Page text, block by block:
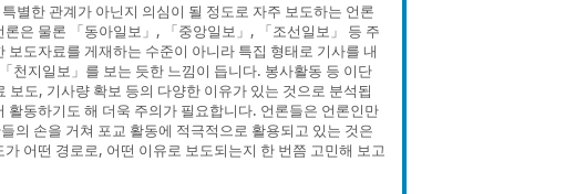
별한 관계가 아닌지 의심이 될 정도로 자주 보도하는 언론
은 물론 「동아일보」, 「중앙일보」, 「조선일보」 등 주
도자료를 게재하는 수준이 아니라 특집 형태로 기사를 내
천지일보」를 보는 듯한 느낌이 듭니다. 봉사활동 등 이단
도, 기사량 확보 등의 다양한 이유가 있는 것으로 분석됩
동하기도 해 더욱 주의가 필요합니다. 언론들은 언론인만
의 손을 거쳐 포교 활동에 적극적으로 활용되고 있는 것은
어떤 경로로, 어떤 이유로 보도되는지 한 번쯤 고민해 보고